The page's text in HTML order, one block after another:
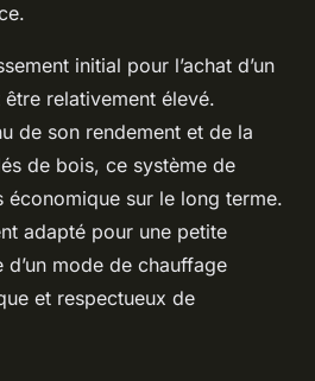
initial pour l’achat d’un
relativement élevé.
de son rendement et de la
de bois, ce système de
économique sur le long terme.
adapté pour une petite
mode de chauffage
et respectueux de